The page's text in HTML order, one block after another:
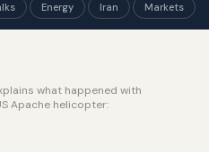
Energy Iran Markets
what happened with
Apache helicopter: